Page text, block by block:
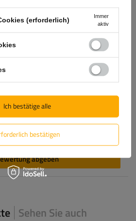
abgeben
Sehen Sie auch
(erforderlich)
Immer
aktiv
bestätigen
Ich bestätige alle